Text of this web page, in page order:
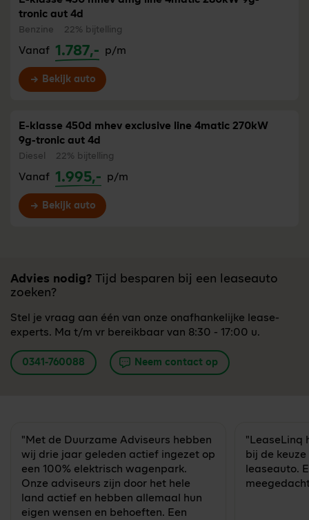
tronic aut 4d
Benzine 22% bijtelling
Vanaf 1.787,- p/m
Bekijk auto
E-klasse 450d mhev exclusive line 4matic 270kW
9g-tronic aut 4d
Diesel 22% bijtelling
Vanaf 1.995,- p/m
Bekijk auto
Advies nodig? Tijd besparen bij een leaseauto
zoeken?
Stel je vraag aan één van onze onafhankelijke lease-
experts. Ma t/m vr bereikbaar van 8:30 - 17:00 u.
0341-760088 Neem contact op
"Met de Duurzame Adviseurs hebben
wij drie jaar geleden actief ingezet op
een 100% elektrisch wagenpark.
Onze adviseurs zijn door het hele
land actief en hebben allemaal hun
eigen wensen en behoeften. Een
"LeaseLinq
bij de
leaseauto.